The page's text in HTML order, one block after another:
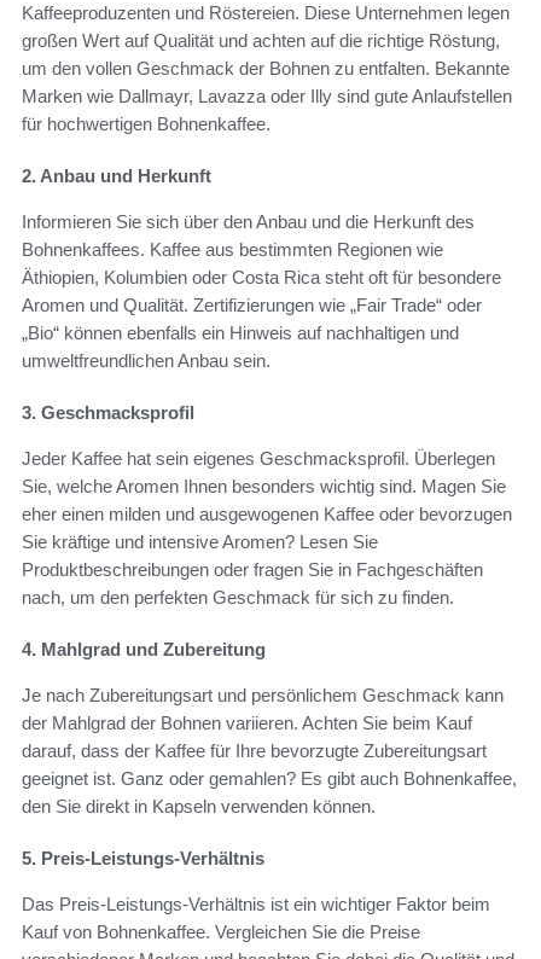
Kaffeeproduzenten und Röstereien. Diese Unternehmen legen
großen Wert auf Qualität und achten auf die richtige Röstung,
um den vollen Geschmack der Bohnen zu entfalten. Bekannte
Marken wie Dallmayr, Lavazza oder Illy sind gute Anlaufstellen
für hochwertigen Bohnenkaffee.
2. Anbau und Herkunft
Informieren Sie sich über den Anbau und die Herkunft des
Bohnenkaffees. Kaffee aus bestimmten Regionen wie
Äthiopien, Kolumbien oder Costa Rica steht oft für besondere
Aromen und Qualität. Zertifizierungen wie „Fair Trade“ oder
„Bio“ können ebenfalls ein Hinweis auf nachhaltigen und
umweltfreundlichen Anbau sein.
3. Geschmacksprofil
Jeder Kaffee hat sein eigenes Geschmacksprofil. Überlegen
Sie, welche Aromen Ihnen besonders wichtig sind. Magen Sie
eher einen milden und ausgewogenen Kaffee oder bevorzugen
Sie kräftige und intensive Aromen? Lesen Sie
Produktbeschreibungen oder fragen Sie in Fachgeschäften
nach, um den perfekten Geschmack für sich zu finden.
4. Mahlgrad und Zubereitung
Je nach Zubereitungsart und persönlichem Geschmack kann
der Mahlgrad der Bohnen variieren. Achten Sie beim Kauf
darauf, dass der Kaffee für Ihre bevorzugte Zubereitungsart
geeignet ist. Ganz oder gemahlen? Es gibt auch Bohnenkaffee,
den Sie direkt in Kapseln verwenden können.
5. Preis-Leistungs-Verhältnis
Das Preis-Leistungs-Verhältnis ist ein wichtiger Faktor beim
Kauf von Bohnenkaffee. Vergleichen Sie die Preise